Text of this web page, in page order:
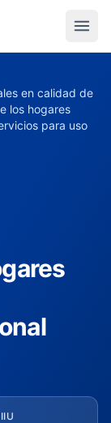
en calidad de
los hogares
para uso